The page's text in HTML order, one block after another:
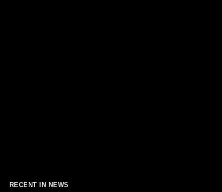
RECENT IN NEWS